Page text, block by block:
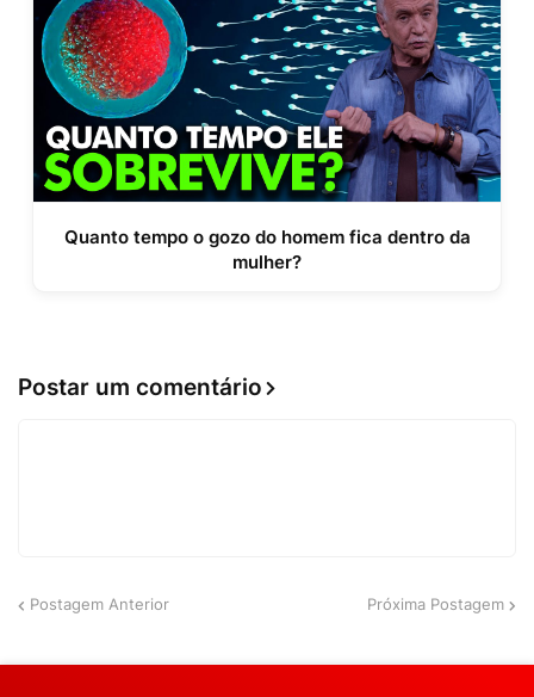
Quanto tempo o gozo do homem fica dentro da
mulher?
Postar um comentário
Postagem Anterior Próxima Postagem